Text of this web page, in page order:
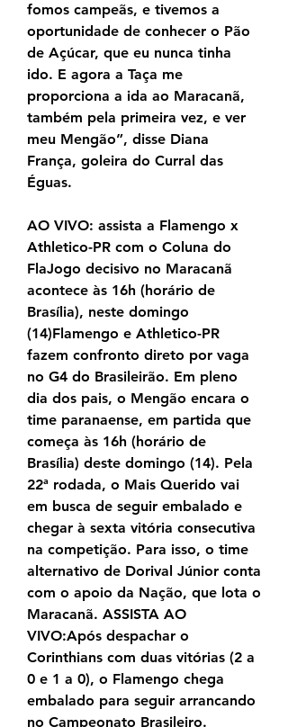
fomos campeãs, e tivemos a
oportunidade de conhecer o Pão
de Açúcar, que eu nunca tinha
ido. E agora a Taça me
proporciona a ida ao Maracanã,
também pela primeira vez, e ver
meu Mengão”, disse Diana
França, goleira do Curral das
Éguas.
AO VIVO: assista a Flamengo x
Athletico-PR com o Coluna do
FlaJogo decisivo no Maracanã
acontece às 16h (horário de
Brasília), neste domingo
(14)Flamengo e Athletico-PR
fazem confronto direto por vaga
no G4 do Brasileirão. Em pleno
dia dos pais, o Mengão encara o
time paranaense, em partida que
começa às 16h (horário de
Brasília) deste domingo (14). Pela
22ª rodada, o Mais Querido vai
em busca de seguir embalado e
chegar à sexta vitória consecutiva
na competição. Para isso, o time
alternativo de Dorival Júnior conta
com o apoio da Nação, que lota o
Maracanã. ASSISTA AO
VIVO:Após despachar o
Corinthians com duas vitórias (2 a
0 e 1 a 0), o Flamengo chega
embalado para seguir arrancando
no Campeonato Brasileiro.